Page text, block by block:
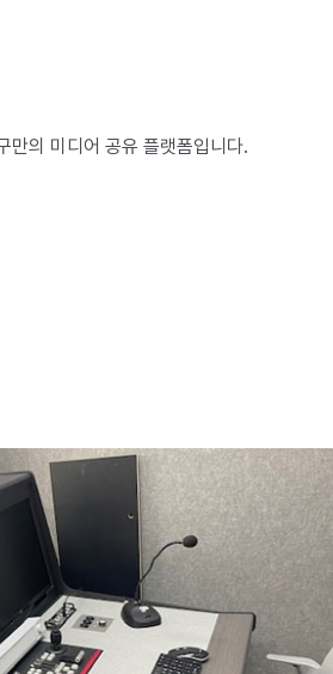
만의 미디어 공유 플랫폼입니다.